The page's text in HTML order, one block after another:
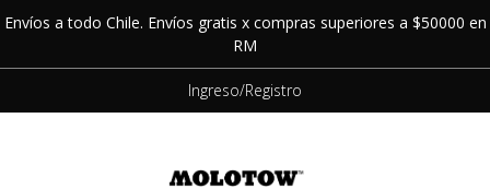
Envíos a todo Chile. Envíos gratis x compras superiores a $50000 en
RM
Ingreso/Registro